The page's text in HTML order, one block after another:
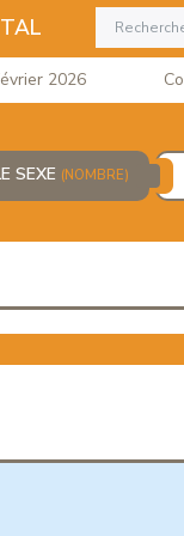
2026
SEXE (NOMBRE)